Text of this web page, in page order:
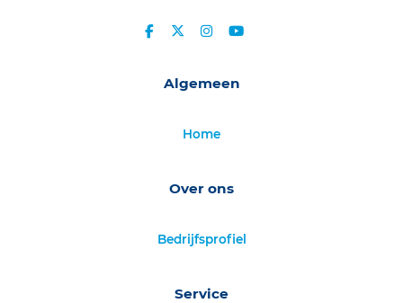
Algemeen
Home
Over ons
Bedrijfsprofiel
Service